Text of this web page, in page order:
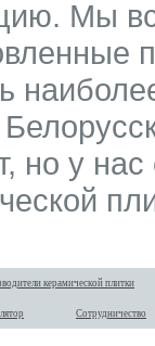
Мы
но у
керамической плитки
Сотрудничество